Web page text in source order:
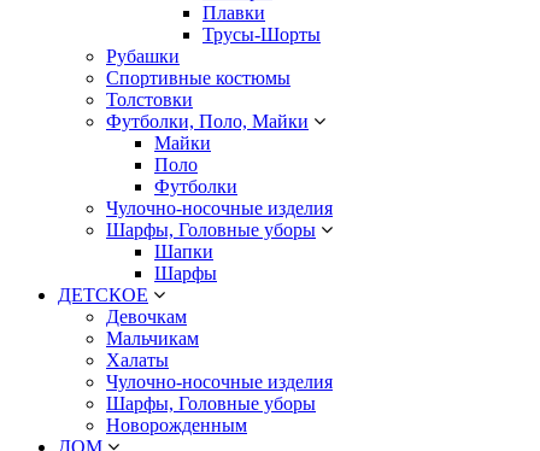
Плавки
Трусы-Шорты
Рубашки
Спортивные костюмы
Толстовки
Футболки, Поло, Майки
Майки
Поло
Футболки
Чулочно-носочные изделия
Шарфы, Головные уборы
Шапки
Шарфы
ДЕТСКОЕ
Девочкам
Мальчикам
Халаты
Чулочно-носочные изделия
Шарфы, Головные уборы
Новорожденным
ДОМ